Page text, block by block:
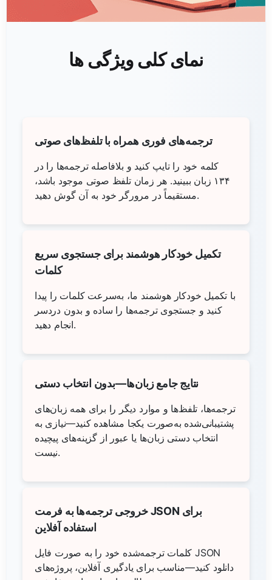
نمای کلی ویژگی ها
ترجمه‌های فوری همراه با تلفظ‌های صوتی
کلمه خود را تایپ کنید و بلافاصله ترجمه‌ها را در
۱۳۴ زبان ببینید. هر زمان تلفظ صوتی موجود باشد،
مستقیماً در مرورگر خود به آن گوش دهید.
تکمیل خودکار هوشمند برای جستجوی سریع
کلمات
با تکمیل خودکار هوشمند ما، به‌سرعت کلمات را پیدا
کنید و جستجوی ترجمه‌ها را ساده و بدون دردسر
انجام دهید.
نتایج جامع زبان‌ها—بدون انتخاب دستی
ترجمه‌ها، تلفظ‌ها و موارد دیگر را برای همه زبان‌های
پشتیبانی‌شده به‌صورت یکجا مشاهده کنید—نیازی به
انتخاب دستی زبان‌ها یا عبور از گزینه‌های پیچیده
نیست.
خروجی ترجمه‌ها به فرمت JSON برای
استفاده آفلاین
کلمات ترجمه‌شده خود را به صورت فایل JSON
دانلود کنید—مناسب برای یادگیری آفلاین، پروژه‌های